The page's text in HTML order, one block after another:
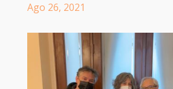
Ago 26, 2021